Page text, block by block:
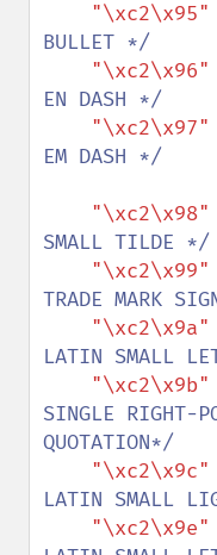
"\xc2\x95"
BULLET */
"\xc2\x96"
EN DASH */
"\xc2\x97"
EM DASH */
"\xc2\x98"
SMALL TILDE */
"\xc2\x99"
TRADE MARK
"\xc2\x9a"
LATIN SMALL
"\xc2\x9b"
SINGLE RIGHT-
QUOTATION*/
"\xc2\x9c"
LATIN SMALL
"\xc2\x9e"